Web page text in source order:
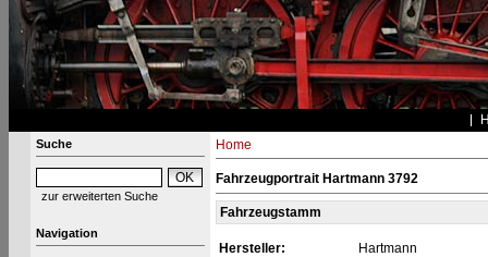
Suche
zur erweiterten Suche
Navigation
Home
Fahrzeugportrait Hartmann 3792
Fahrzeugstamm
Hersteller:
Hartmann